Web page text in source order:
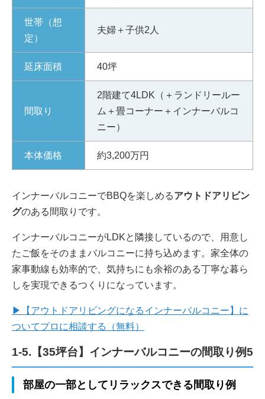
世帯（想
定）
夫婦＋子供2人
延床面積 40坪
間取り
2階建て4LDK（＋ランドリールー
ム＋畳コーナー＋インナーバルコ
ニー）
本体価格 約3,200万円
インナーバルコニーでBBQを楽しめるアウトドアリビン
グのある間取りです。
インナーバルコニーがLDKと隣接しているので、用意し
たご飯をそのままバルコニーに持ち込めます。家全体の
家事動線も効率的で、気持ちにも余裕のある丁寧な暮ら
しを実現できるつくりになっています。
▶【アウトドアリビングになるインナーバルコニー】に
ついてプロに相談する（無料）
1-5.【35坪台】インナーバルコニーの間取り例5
部屋の一部としてリラックスできる間取り例